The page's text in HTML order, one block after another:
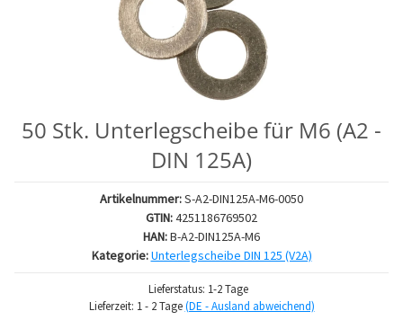
50 Stk. Unterlegscheibe für M6 (A2 -
DIN 125A)
Artikelnummer:S-A2-DIN125A-M6-0050
GTIN:4251186769502
HAN:B-A2-DIN125A-M6
Kategorie:Unterlegscheibe DIN 125 (V2A)
Lieferstatus: 1-2 Tage
Lieferzeit: 1 - 2 Tage(DE - Ausland abweichend)